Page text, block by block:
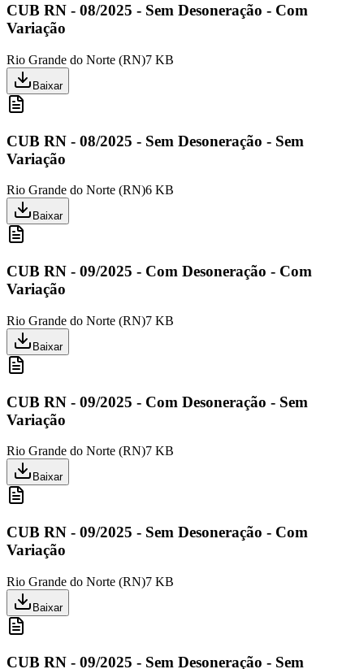
CUB RN - 08/2025 - Sem Desoneração - Com
Variação
Rio Grande do Norte (RN)7 KB
Baixar
CUB RN - 08/2025 - Sem Desoneração - Sem
Variação
Rio Grande do Norte (RN)6 KB
Baixar
CUB RN - 09/2025 - Com Desoneração - Com
Variação
Rio Grande do Norte (RN)7 KB
Baixar
CUB RN - 09/2025 - Com Desoneração - Sem
Variação
Rio Grande do Norte (RN)7 KB
Baixar
CUB RN - 09/2025 - Sem Desoneração - Com
Variação
Rio Grande do Norte (RN)7 KB
Baixar
CUB RN - 09/2025 - Sem Desoneração - Sem